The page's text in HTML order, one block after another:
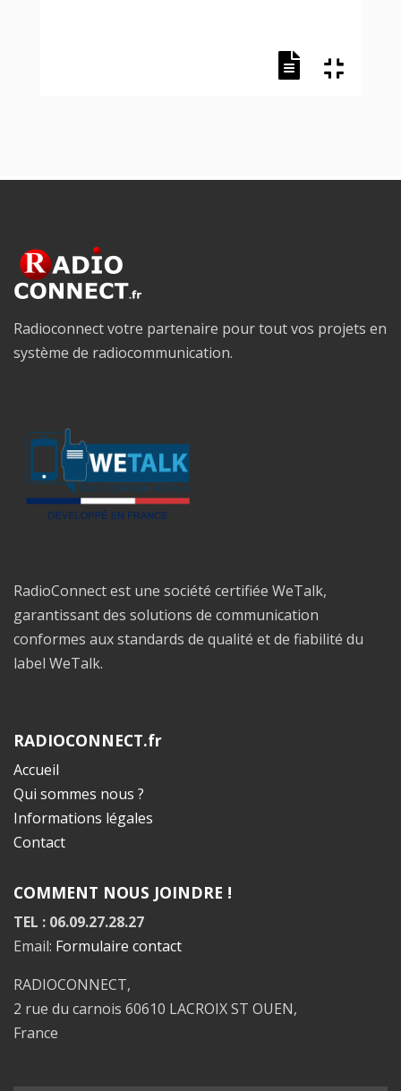
Radioconnect votre partenaire pour tout vos projets en
système de radiocommunication.
RadioConnect est une société certifiée WeTalk,
garantissant des solutions de communication
conformes aux standards de qualité et de fiabilité du
label WeTalk.
RADIOCONNECT.fr
Accueil
Qui sommes nous ?
Informations légales
Contact
COMMENT NOUS JOINDRE !
TEL : 06.09.27.28.27
Email: Formulaire contact
RADIOCONNECT,
2 rue du carnois 60610 LACROIX ST OUEN,
France